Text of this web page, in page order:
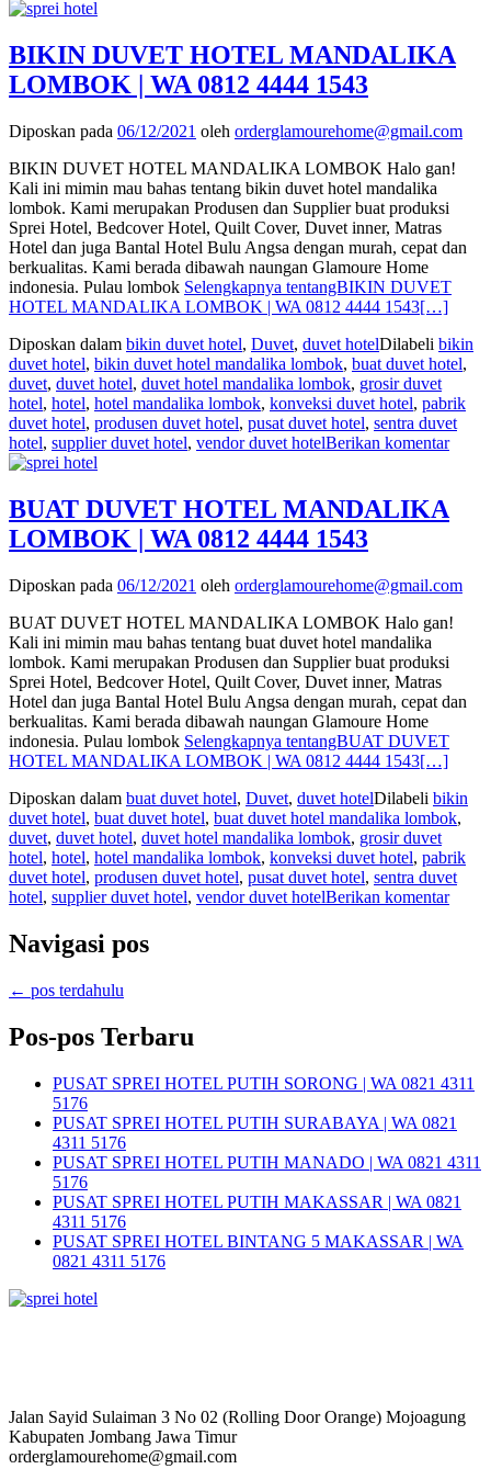
BIKIN DUVET HOTEL MANDALIKA
LOMBOK | WA 0812 4444 1543
Diposkan pada 06/12/2021 oleh orderglamourehome@gmail.com
BIKIN DUVET HOTEL MANDALIKA LOMBOK Halo gan!
Kali ini mimin mau bahas tentang bikin duvet hotel mandalika
lombok. Kami merupakan Produsen dan Supplier buat produksi
Sprei Hotel, Bedcover Hotel, Quilt Cover, Duvet inner, Matras
Hotel dan juga Bantal Hotel Bulu Angsa dengan murah, cepat dan
berkualitas. Kami berada dibawah naungan Glamoure Home
indonesia. Pulau lombok Selengkapnya tentangBIKIN DUVET
HOTEL MANDALIKA LOMBOK | WA 0812 4444 1543[…]
Diposkan dalam bikin duvet hotel, Duvet, duvet hotelDilabeli bikin
duvet hotel, bikin duvet hotel mandalika lombok, buat duvet hotel,
duvet, duvet hotel, duvet hotel mandalika lombok, grosir duvet
hotel, hotel, hotel mandalika lombok, konveksi duvet hotel, pabrik
duvet hotel, produsen duvet hotel, pusat duvet hotel, sentra duvet
hotel, supplier duvet hotel, vendor duvet hotelBerikan komentar
BUAT DUVET HOTEL MANDALIKA
LOMBOK | WA 0812 4444 1543
Diposkan pada 06/12/2021 oleh orderglamourehome@gmail.com
BUAT DUVET HOTEL MANDALIKA LOMBOK Halo gan!
Kali ini mimin mau bahas tentang buat duvet hotel mandalika
lombok. Kami merupakan Produsen dan Supplier buat produksi
Sprei Hotel, Bedcover Hotel, Quilt Cover, Duvet inner, Matras
Hotel dan juga Bantal Hotel Bulu Angsa dengan murah, cepat dan
berkualitas. Kami berada dibawah naungan Glamoure Home
indonesia. Pulau lombok Selengkapnya tentangBUAT DUVET
HOTEL MANDALIKA LOMBOK | WA 0812 4444 1543[…]
Diposkan dalam buat duvet hotel, Duvet, duvet hotelDilabeli bikin
duvet hotel, buat duvet hotel, buat duvet hotel mandalika lombok,
duvet, duvet hotel, duvet hotel mandalika lombok, grosir duvet
hotel, hotel, hotel mandalika lombok, konveksi duvet hotel, pabrik
duvet hotel, produsen duvet hotel, pusat duvet hotel, sentra duvet
hotel, supplier duvet hotel, vendor duvet hotelBerikan komentar
Navigasi pos
← pos terdahulu
Pos-pos Terbaru
PUSAT SPREI HOTEL PUTIH SORONG | WA 0821 4311
5176
PUSAT SPREI HOTEL PUTIH SURABAYA | WA 0821
4311 5176
PUSAT SPREI HOTEL PUTIH MANADO | WA 0821 4311
5176
PUSAT SPREI HOTEL PUTIH MAKASSAR | WA 0821
4311 5176
PUSAT SPREI HOTEL BINTANG 5 MAKASSAR | WA
0821 4311 5176
Jalan Sayid Sulaiman 3 No 02 (Rolling Door Orange) Mojoagung
Kabupaten Jombang Jawa Timur
orderglamourehome@gmail.com